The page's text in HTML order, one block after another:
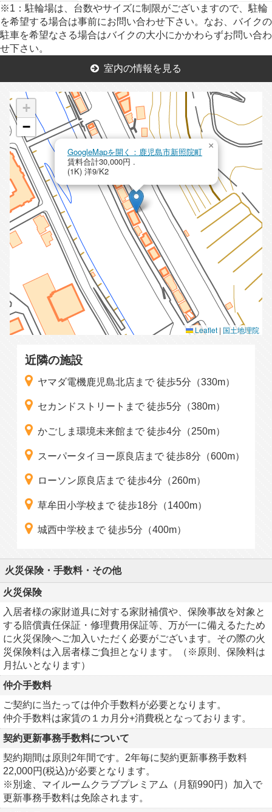
※1：駐輪場は、台数やサイズに制限がございますので、駐輪
を希望する場合は事前にお問い合わせ下さい。なお、バイクの
駐車を希望なさる場合はバイクの大小にかかわらずお問い合わ
せ下さい。
室内の情報を見る
GoogleMapを開く：鹿児島市新照院町
賃料合計30,000円 .
(1K) 洋9/K2
×
+
−
Leaflet | 国土地理院
近隣の施設
ヤマダ電機鹿児島北店まで 徒歩5分（330m）
セカンドストリートまで 徒歩5分（380m）
かごしま環境未来館まで 徒歩4分（250m）
スーパータイヨー原良店まで 徒歩8分（600m）
ローソン原良店まで 徒歩4分（260m）
草牟田小学校まで 徒歩18分（1400m）
城西中学校まで 徒歩5分（400m）
火災保険・手数料・その他
火災保険
入居者様の家財道具に対する家財補償や、保険事故を対象と
する賠償責任保証・修理費用保証等、万が一に備えるたため
に火災保険へご加入いただく必要がございます。その際の火
災保険料は入居者様ご負担となります。（※原則、保険料は
月払いとなります）
仲介手数料
ご契約に当たっては仲介手数料が必要となります。
仲介手数料は家賃の１カ月分+消費税となっております。
契約更新事務手数料について
契約期間は原則2年間です。2年毎に契約更新事務手数料
22,000円(税込)が必要となります。
※別途、マイルームクラブプレミアム（月額990円）加入で
更新事務手数料は免除されます。